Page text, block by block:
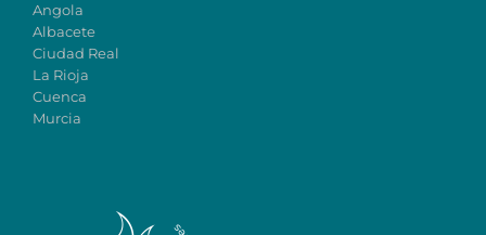
Angola
Albacete
Ciudad Real
La Rioja
Cuenca
Murcia